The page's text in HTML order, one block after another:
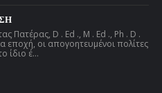
Πατέρας, D . Ed ., M . Ed ., Ph . D .
εποχή, οι απογοητευμένοι πολίτες
ίδιο έ...